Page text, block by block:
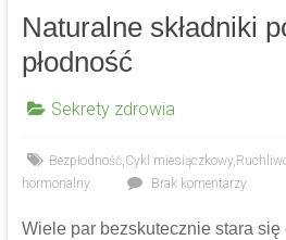
Naturalne składniki
płodność
Sekrety zdrowia
Bezpłodność,Cykl miesiączkowy,
hormonalny
Brak komentarzy
Wiele par bezskutecznie stara się